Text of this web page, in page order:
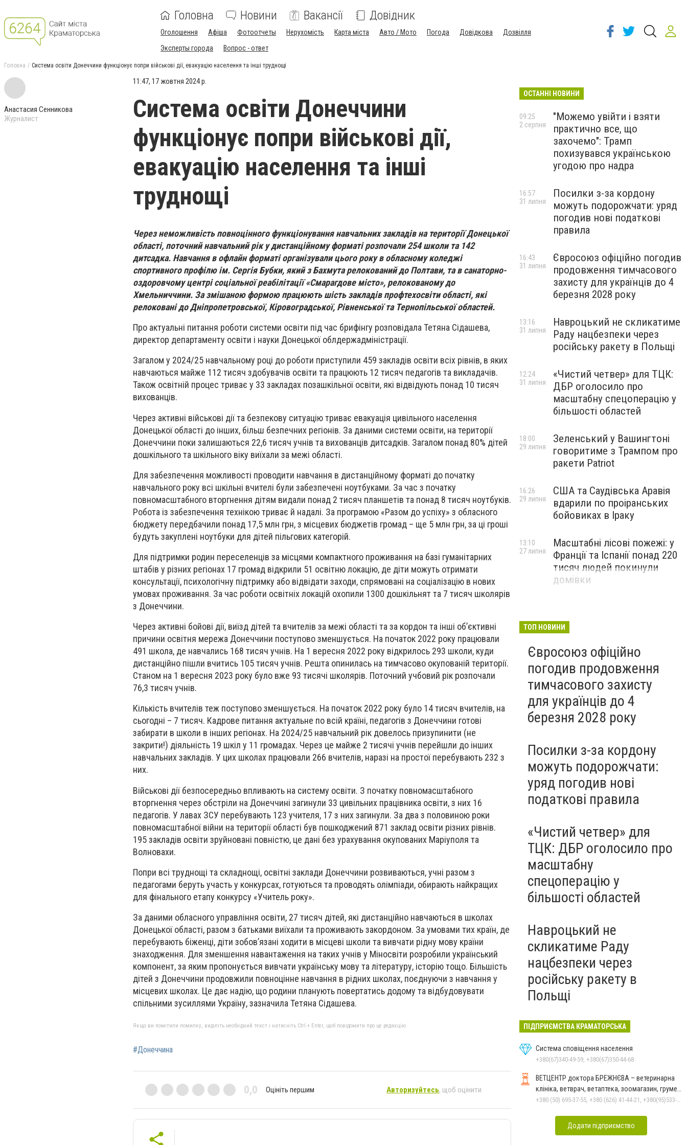
Головна Новини Вакансії Довідник
Оголошення Афіша Фотоотчеты Нерухомість Карта міста Авто / Мото Погода Довідкова
Дозвілля
Эксперты города
Вопрос - ответ
Головна Система освіти Донеччини функціонує попри військові дії, евакуацію населення та інші труднощі
Анастасия Сенникова
Журналист
11:47, 17 жовтня 2024 р.
Система освіти Донеччини
функціонує попри військові дії,
евакуацію населення та інші
труднощі
Через неможливість повноцінного функціонування навчальних закладів на території Донецької
області, поточний навчальний рік у дистанційному форматі розпочали 254 школи та 142
дитсадка. Навчання в офлайн форматі організували цього року в обласному коледжі
спортивного профілю ім. Сергія Бубки, який з Бахмута релокований до Полтави, та в санаторно-
оздоровчому центрі соціальної реабілітації «Смарагдове місто», релокованому до
Хмельниччини. За змішаною формою працюють шість закладів профтехосвіти області, які
релоковані до Дніпропетровської, Кіровоградської, Рівненської та Тернопільської областей.
Про актуальні питання роботи системи освіти під час брифінгу розповідала Тетяна Сідашева,
директор департаменту освіти і науки Донецької облдержадміністрації.
Загалом у 2024/25 навчальному році до роботи приступили 459 закладів освіти всіх рівнів, в яких
навчаються майже 112 тисяч здобувачів освіти та працюють 12 тисяч педагогів та викладачів.
Також освітній процес триває у 33 закладах позашкільної освіти, які відвідують понад 10 тисяч
вихованців.
Через активні військові дії та безпекову ситуацію триває евакуація цивільного населення
Донецької області до інших, більш безпечних регіонів. За даними системи освіти, на території
Донеччини поки залишаються 22,6 тисяч учнів та вихованців дитсадків. Загалом понад 80% дітей
дошкільного та шкільного віку виїхали за межі області.
Для забезпечення можливості проводити навчання в дистанційному форматі до початку
навчального року всі шкільні вчителі були забезпечені ноутбуками. За час з початку
повномасштабного вторгнення дітям видали понад 2 тисяч планшетів та понад 8 тисяч ноутбуків.
Робота із забезпечення технікою триває й надалі. За програмою «Разом до успіху» з обласного
бюджету передбачили понад 17,5 млн грн, з місцевих бюджетів громад – ще 5 млн грн, за ці гроші
будуть закуплені ноутбуки для дітей пільгових категорій.
Для підтримки родин переселенців за місцями компактного проживання на базі гуманітарних
штабів у різних регіонах 17 громад відкрили 51 освітню локацію, де діти можуть отримати
консультації, психологічну підтримку або відвідати заходи, спрямовані на соціалізацію в нових
умовах проживання. За час роботи освітніх локацій охопили 1300 дошкільнят та 7 тисяч школярів
з Донеччини.
Через активні бойові дії, виїзд дітей та вчителів за межі області та за кордон та інші об’єктивні
причини освітня мережа Донеччини поступово зменшується. На початок 2022 року працювали
491 школа, де навчались 168 тисяч учнів. На 1 вересня 2022 року відкрилось 293 школи, куди
дистанційно пішли вчитись 105 тисяч учнів. Решта опинилась на тимчасово окупованій території.
Станом на 1 вересня 2023 року було вже 93 тисячі школярів. Поточний учбовий рік розпочали
76,3 тисяч учнів.
Кількість вчителів теж поступово зменшується. На початок 2022 року було 14 тисяч вчителів, на
сьогодні – 7 тисяч. Кадрове питання актуальне по всій країні, педагогів з Донеччини готові
забирати в школи в інших регіонах. На 2024/25 навчальний рік довелось призупинити (не
закрити!) діяльність 19 шкіл у 11 громадах. Через це майже 2 тисячі учнів перейшли до інших
навчальних закладів. У цих школах працювали 266 вчителів, наразі на простої перебувають 232 з
них.
Військові дії безпосередньо впливають на систему освіти. З початку повномасштабного
вторгнення через обстріли на Донеччині загинули 33 цивільних працівника освіти, з них 16
педагогів. У лавах ЗСУ перебувають 123 учителя, 17 з них загинули. За два з половиною роки
повномасштабної війни на території області був пошкоджений 871 заклад освіти різних рівнів.
195 закладів освіти зруйновані повністю, це дані без урахування окупованих Маріуполя та
Волновахи.
Попри всі труднощі та складнощі, освітні заклади Донеччини розвиваються, учні разом з
педагогами беруть участь у конкурсах, готуються та проводять олімпіади, обирають найкращих
для фінального етапу конкурсу «Учитель року».
За даними обласного управління освіти, 27 тисяч дітей, які дистанційно навчаються в школах
Донецької області, разом з батьками виїхали та проживають закордоном. За умовами тих країн, де
перебувають біженці, діти зобов’язані ходити в місцеві школи та вивчати рідну мову країни
знаходження. Для зменшення навантаження на таких учнів у Міносвіти розробили український
компонент, за яким пропонується вивчати українську мову та літературу, історію тощо. Більшість
дітей з Донеччини продовжили повноцінне навчання в рідних школах, поєднуючи з навчання у
місцевих школах. Це дає надію, що родини планують повертатись додому та відбудовувати
спільними зусиллями Україну, зазначила Тетяна Сідашева.
Якщо ви помітили помилку, виділіть необхідний текст і натисніть Ctrl + Enter, щоб повідомити про це редакцію
#Донеччина
0,0 Оцініть першим Авторизуйтесь, щоб оцінити
ОСТАННІ НОВИНИ
"Можемо увійти і взяти
практично все, що
захочемо": Трамп
похизувався українською
угодою про надра
09:25
2 серпня
Посилки з-за кордону
можуть подорожчати: уряд
погодив нові податкові
правила
16:57
31 липня
Євросоюз офіційно погодив
продовження тимчасового
захисту для українців до 4
березня 2028 року
16:43
31 липня
Навроцький не скликатиме
Раду нацбезпеки через
російську ракету в Польщі
13:16
31 липня
«Чистий четвер» для ТЦК:
ДБР оголосило про
масштабну спецоперацію у
більшості областей
12:24
31 липня
Зеленський у Вашингтоні
говоритиме з Трампом про
ракети Patriot
18:00
29 липня
США та Саудівська Аравія
вдарили по проіранських
бойовиках в Іраку
16:26
29 липня
Масштабні лісові пожежі: у
Франції та Іспанії понад 220
тисяч людей покинули
домівки
13:10
27 липня
ТОП НОВИНИ
Євросоюз офіційно
погодив продовження
тимчасового захисту
для українців до 4
березня 2028 року
Посилки з-за кордону
можуть подорожчати:
уряд погодив нові
податкові правила
«Чистий четвер» для
ТЦК: ДБР оголосило про
масштабну
спецоперацію у
більшості областей
Навроцький не
скликатиме Раду
нацбезпеки через
російську ракету в
Польщі
ПІДПРИЄМСТВА КРАМАТОРСЬКА
Система сповіщення населення
+380(67)340-49-59, +380(67)350-44-68
ВЕТЦЕНТР доктора БРЕЖНЄВА – ветеринарна
клініка, ветврач, ветаптека, зоомагазин, грумер,
стрижки.
+380 (50) 695-37-55, +380 (626) 41-44-21, +380(95)533-90-03
Додати підприємство